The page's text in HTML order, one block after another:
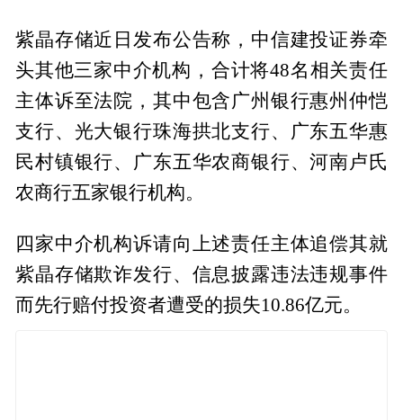
紫晶存储近日发布公告称，中信建投证券牵
头其他三家中介机构，合计将48名相关责任
主体诉至法院，其中包含广州银行惠州仲恺
支行、光大银行珠海拱北支行、广东五华惠
民村镇银行、广东五华农商银行、河南卢氏
农商行五家银行机构。
四家中介机构诉请向上述责任主体追偿其就
紫晶存储欺诈发行、信息披露违法违规事件
而先行赔付投资者遭受的损失10.86亿元。